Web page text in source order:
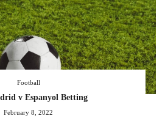
Football
v Espanyol Betting
February 8, 2022